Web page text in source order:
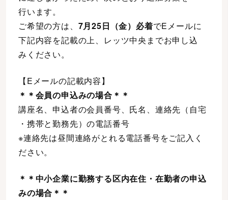
行います。
ご希望の方は、 7月25日（金）必着でEメールに
下記内容を記載の上、レッツ中央までお申し込
みください。
【Eメールの記載内容】
＊＊会員の申込みの場合＊＊
講座名、申込者の会員番号、氏名、連絡先（自宅
・携帯と勤務先）の電話番号
※連絡先は昼間連絡がとれる電話番号をご記入く
ださい。
＊＊中小企業に勤務する区内在住・在勤者の申込
みの場合＊＊